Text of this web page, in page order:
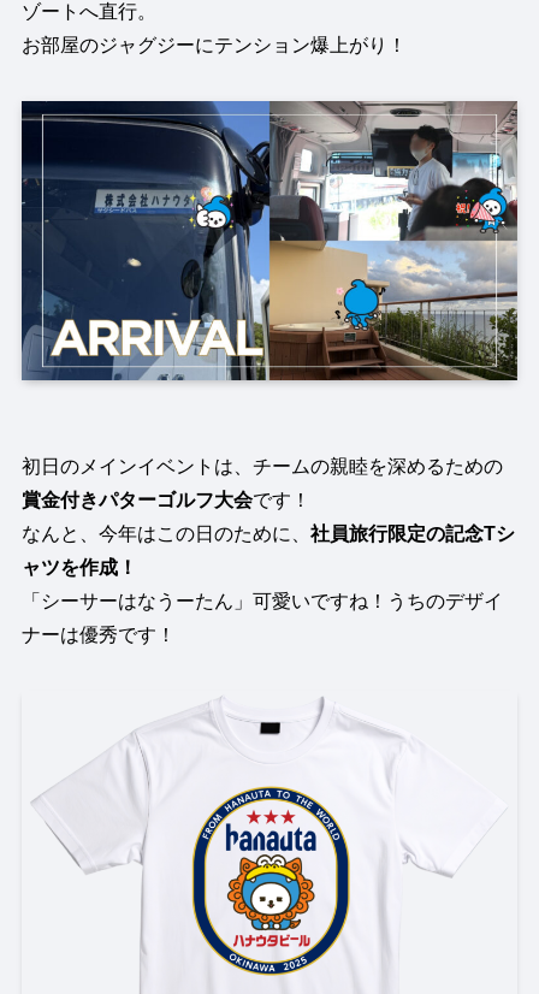
ゾートへ直行。
お部屋のジャグジーにテンション爆上がり！
初日のメインイベントは、チームの親睦を深めるための
賞金付きパターゴルフ大会です！
なんと、今年はこの日のために、 社員旅行限定の記念Tシ
ャツを作成！
「シーサーはなうーたん」可愛いですね！うちのデザイ
ナーは優秀です！